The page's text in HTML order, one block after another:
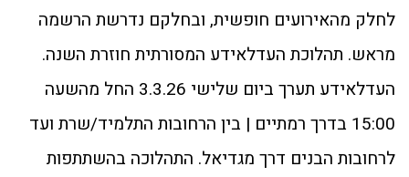
לחלק מהאירועים חופשית, ובחלקם נדרשת הרשמה
מראש. תהלוכת העדלאידע המסורתית חוזרת השנה.
העדלאידע תערך ביום שלישי 3.3.26 החל מהשעה
15:00 בדרך רמתיים | בין הרחובות התלמיד/שרת ועד
לרחובות הבנים דרך מגדיאל. התהלוכה בהשתתפות